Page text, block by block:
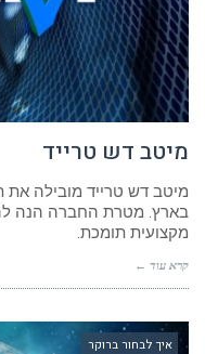
מיטב דש טרייד
מיטב דש טרייד מובילה
בארץ. מטרת החברה הנה
מקצועית תומכת.
קרא עוד ←
איך לבחור ברוקר